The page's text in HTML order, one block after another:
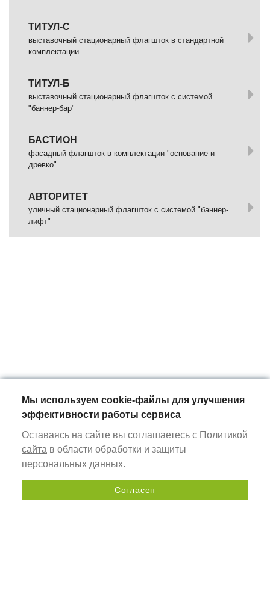
ТИТУЛ-С
выставочный стационарный флагшток в стандартной
комплектации
ТИТУЛ-Б
выставочный стационарный флагшток с системой
"баннер-бар"
БАСТИОН
фасадный флагшток в комплектации "основание и
древко"
АВТОРИТЕТ
уличный стационарный флагшток с системой "баннер-
лифт"
Отправить запрос
Мы используем cookie-файлы для улучшения
эффективности работы сервиса
Оставаясь на сайте вы соглашаетесь с Политикой
сайта в области обработки и защиты
персональных данных.
Согласен